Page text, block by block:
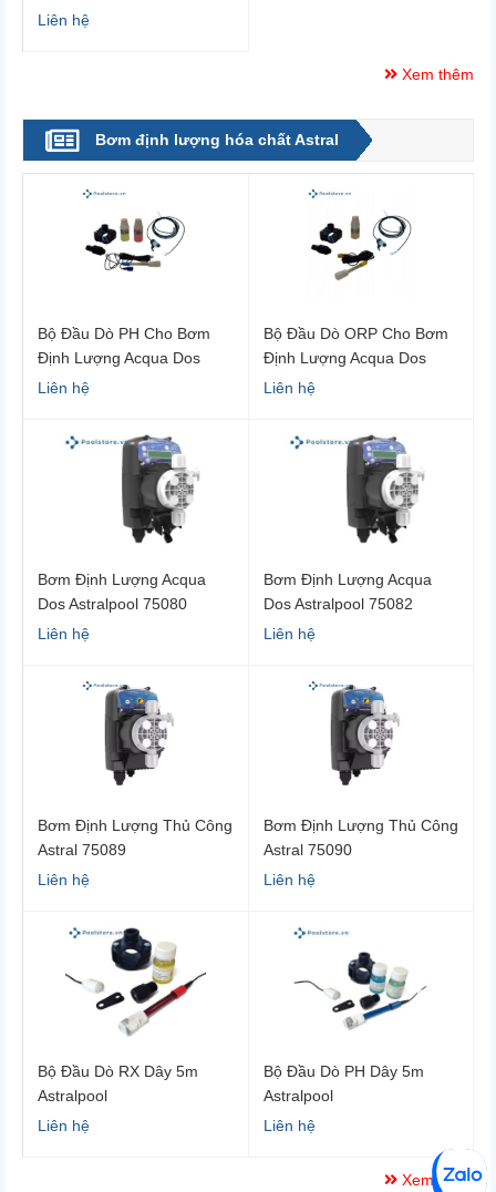
Liên hệ
Xem thêm
Bơm định lượng hóa chất Astral
Bộ Đầu Dò PH Cho Bơm
Định Lượng Acqua Dos
Astralpool
Liên hệ
Bộ Đầu Dò ORP Cho Bơm
Định Lượng Acqua Dos
Astralpool
Liên hệ
Bơm Định Lượng Acqua
Dos Astralpool 75080
Liên hệ
Bơm Định Lượng Acqua
Dos Astralpool 75082
Liên hệ
Bơm Định Lượng Thủ Công
Astral 75089
Liên hệ
Bơm Định Lượng Thủ Công
Astral 75090
Liên hệ
Bộ Đầu Dò RX Dây 5m
Astralpool
Liên hệ
Bộ Đầu Dò PH Dây 5m
Astralpool
Liên hệ
Xem thêm